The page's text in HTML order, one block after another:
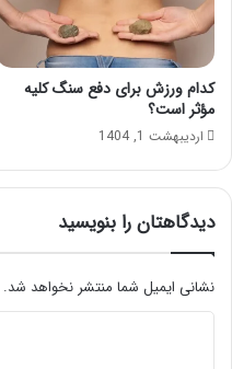
کدام ورزش برای دفع سنگ کلیه
مؤثر است؟
اردیبهشت 1, 1404
دیدگاهتان را بنویسید
نشانی ایمیل شما منتشر نخواهد شد.